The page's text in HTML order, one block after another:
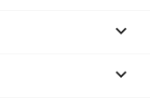
keyboard_arrow_down
